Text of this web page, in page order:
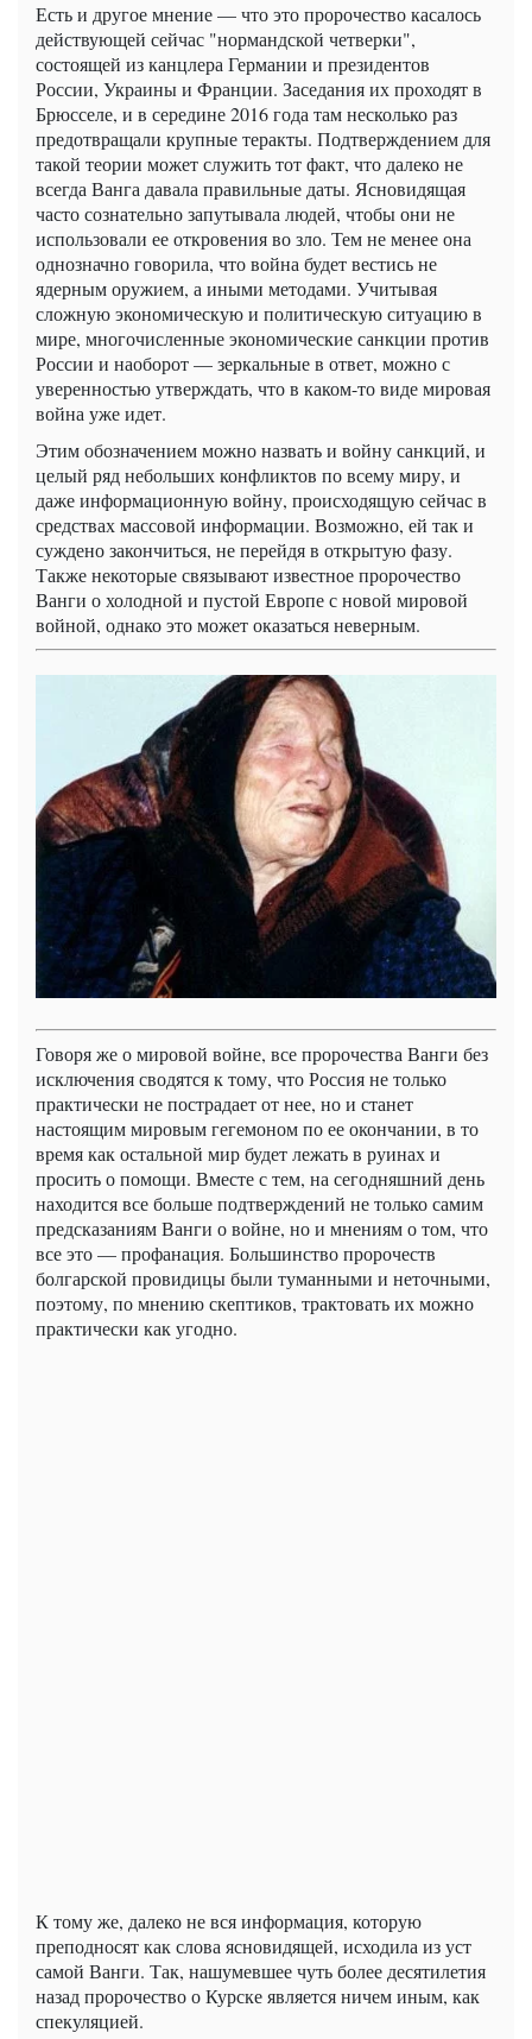
Есть и другое мнение — что это пророчество касалось
действующей сейчас "нормандской четверки",
состоящей из канцлера Германии и президентов
России, Украины и Франции. Заседания их проходят в
Брюсселе, и в середине 2016 года там несколько раз
предотвращали крупные теракты. Подтверждением для
такой теории может служить тот факт, что далеко не
всегда Ванга давала правильные даты. Ясновидящая
часто сознательно запутывала людей, чтобы они не
использовали ее откровения во зло. Тем не менее она
однозначно говорила, что война будет вестись не
ядерным оружием, а иными методами. Учитывая
сложную экономическую и политическую ситуацию в
мире, многочисленные экономические санкции против
России и наоборот — зеркальные в ответ, можно с
уверенностью утверждать, что в каком-то виде мировая
война уже идет.
Этим обозначением можно назвать и войну санкций, и
целый ряд небольших конфликтов по всему миру, и
даже информационную войну, происходящую сейчас в
средствах массовой информации. Возможно, ей так и
суждено закончиться, не перейдя в открытую фазу.
Также некоторые связывают известное пророчество
Ванги о холодной и пустой Европе с новой мировой
войной, однако это может оказаться неверным.
Говоря же о мировой войне, все пророчества Ванги без
исключения сводятся к тому, что Россия не только
практически не пострадает от нее, но и станет
настоящим мировым гегемоном по ее окончании, в то
время как остальной мир будет лежать в руинах и
просить о помощи. Вместе с тем, на сегодняшний день
находится все больше подтверждений не только самим
предсказаниям Ванги о войне, но и мнениям о том, что
все это — профанация. Большинство пророчеств
болгарской провидицы были туманными и неточными,
поэтому, по мнению скептиков, трактовать их можно
практически как угодно.
К тому же, далеко не вся информация, которую
преподносят как слова ясновидящей, исходила из уст
самой Ванги. Так, нашумевшее чуть более десятилетия
назад пророчество о Курске является ничем иным, как
спекуляцией.